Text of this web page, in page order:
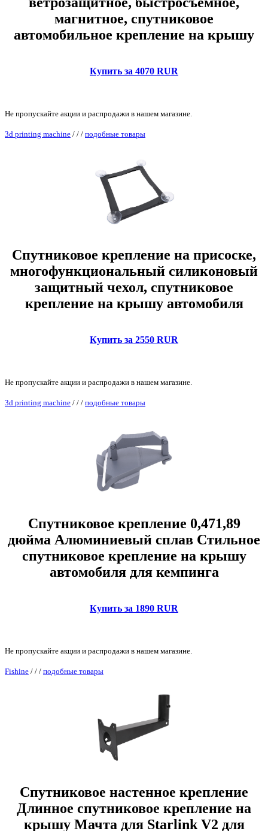
магнитное, спутниковое
автомобильное крепление на крышу
Купить за 4070 RUR
Не пропускайте акции и распродажи в нашем магазине.
3d printing machine / / / подобные товары
Спутниковое крепление на присоске,
многофункциональный силиконовый
защитный чехол, спутниковое
крепление на крышу автомобиля
Купить за 2550 RUR
Не пропускайте акции и распродажи в нашем магазине.
3d printing machine / / / подобные товары
Спутниковое крепление 0,471,89
дюйма Алюминиевый сплав Стильное
спутниковое крепление на крышу
автомобиля для кемпинга
Купить за 1890 RUR
Не пропускайте акции и распродажи в нашем магазине.
Fishine / / / подобные товары
Спутниковое настенное крепление
Длинное спутниковое крепление на
крышу Мачта для Starlink V2 для